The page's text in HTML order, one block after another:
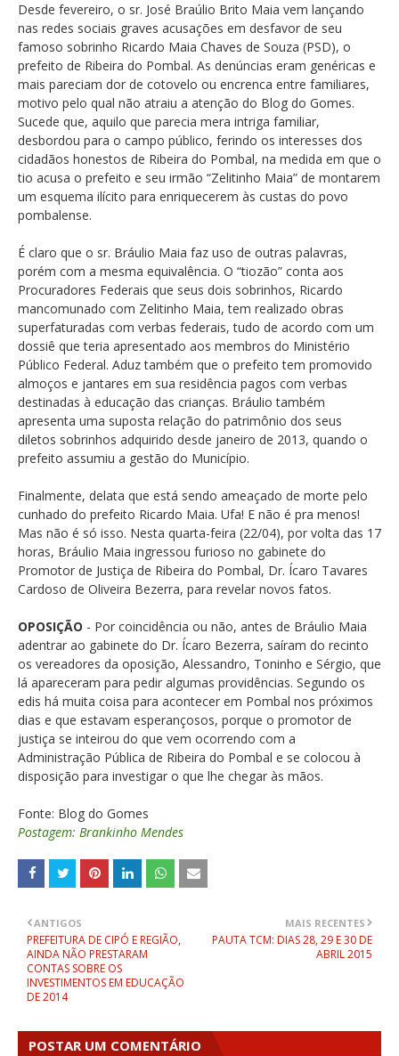
Desde fevereiro, o sr. José Braúlio Brito Maia vem lançando
nas redes sociais graves acusações em desfavor de seu
famoso sobrinho Ricardo Maia Chaves de Souza (PSD), o
prefeito de Ribeira do Pombal. As denúncias eram genéricas e
mais pareciam dor de cotovelo ou encrenca entre familiares,
motivo pelo qual não atraiu a atenção do Blog do Gomes.
Sucede que, aquilo que parecia mera intriga familiar,
desbordou para o campo público, ferindo os interesses dos
cidadãos honestos de Ribeira do Pombal, na medida em que o
tio acusa o prefeito e seu irmão “Zelitinho Maia” de montarem
um esquema ilícito para enriquecerem às custas do povo
pombalense.
É claro que o sr. Bráulio Maia faz uso de outras palavras,
porém com a mesma equivalência. O “tiozão” conta aos
Procuradores Federais que seus dois sobrinhos, Ricardo
mancomunado com Zelitinho Maia, tem realizado obras
superfaturadas com verbas federais, tudo de acordo com um
dossiê que teria apresentado aos membros do Ministério
Público Federal. Aduz também que o prefeito tem promovido
almoços e jantares em sua residência pagos com verbas
destinadas à educação das crianças. Bráulio também
apresenta uma suposta relação do patrimônio dos seus
diletos sobrinhos adquirido desde janeiro de 2013, quando o
prefeito assumiu a gestão do Município.
Finalmente, delata que está sendo ameaçado de morte pelo
cunhado do prefeito Ricardo Maia. Ufa! E não é pra menos!
Mas não é só isso. Nesta quarta-feira (22/04), por volta das 17
horas, Bráulio Maia ingressou furioso no gabinete do
Promotor de Justiça de Ribeira do Pombal, Dr. Ícaro Tavares
Cardoso de Oliveira Bezerra, para revelar novos fatos.
OPOSIÇÃO - Por coincidência ou não, antes de Bráulio Maia
adentrar ao gabinete do Dr. Ícaro Bezerra, saíram do recinto
os vereadores da oposição, Alessandro, Toninho e Sérgio, que
lá apareceram para pedir algumas providências. Segundo os
edis há muita coisa para acontecer em Pombal nos próximos
dias e que estavam esperançosos, porque o promotor de
justiça se inteirou do que vem ocorrendo com a
Administração Pública de Ribeira do Pombal e se colocou à
disposição para investigar o que lhe chegar às mãos.
Fonte: Blog do Gomes
Postagem: Brankinho Mendes
MAIS RECENTES
PAUTA TCM: DIAS 28, 29 E 30 DE
ABRIL 2015
ANTIGOS
PREFEITURA DE CIPÓ E REGIÃO,
AINDA NÃO PRESTARAM
CONTAS SOBRE OS
INVESTIMENTOS EM EDUCAÇÃO
DE 2014
POSTAR UM COMENTÁRIO